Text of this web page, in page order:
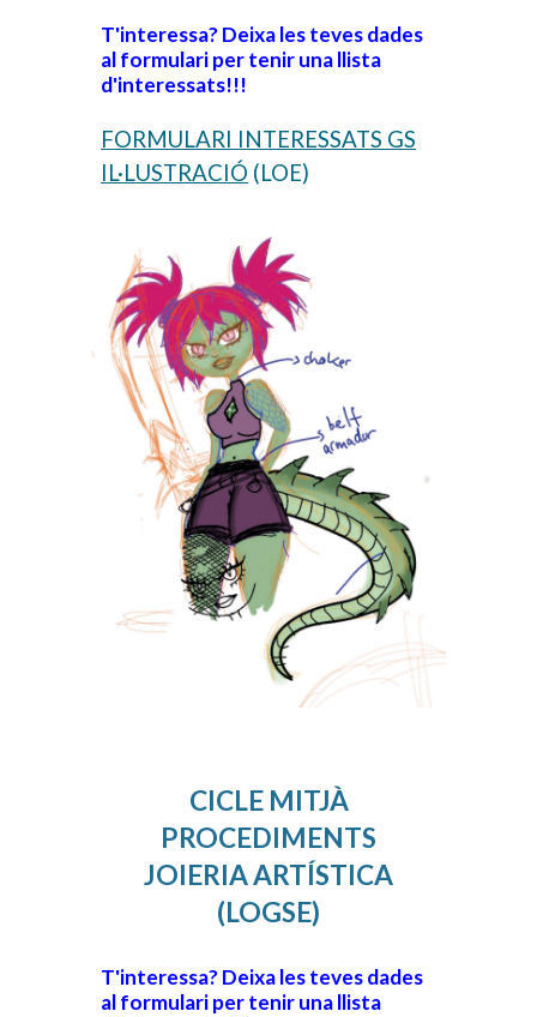
T'interessa? Deixa les teves dades
al formulari per tenir una llista
d'interessats!!!
FORMULARI INTERESSATS GS
IL·LUSTRACIÓ (LOE)
CICLE MITJÀ
PROCEDIMENTS
JOIERIA ARTÍSTICA
(LOGSE)
T'interessa? Deixa les teves dades
al formulari per tenir una llista